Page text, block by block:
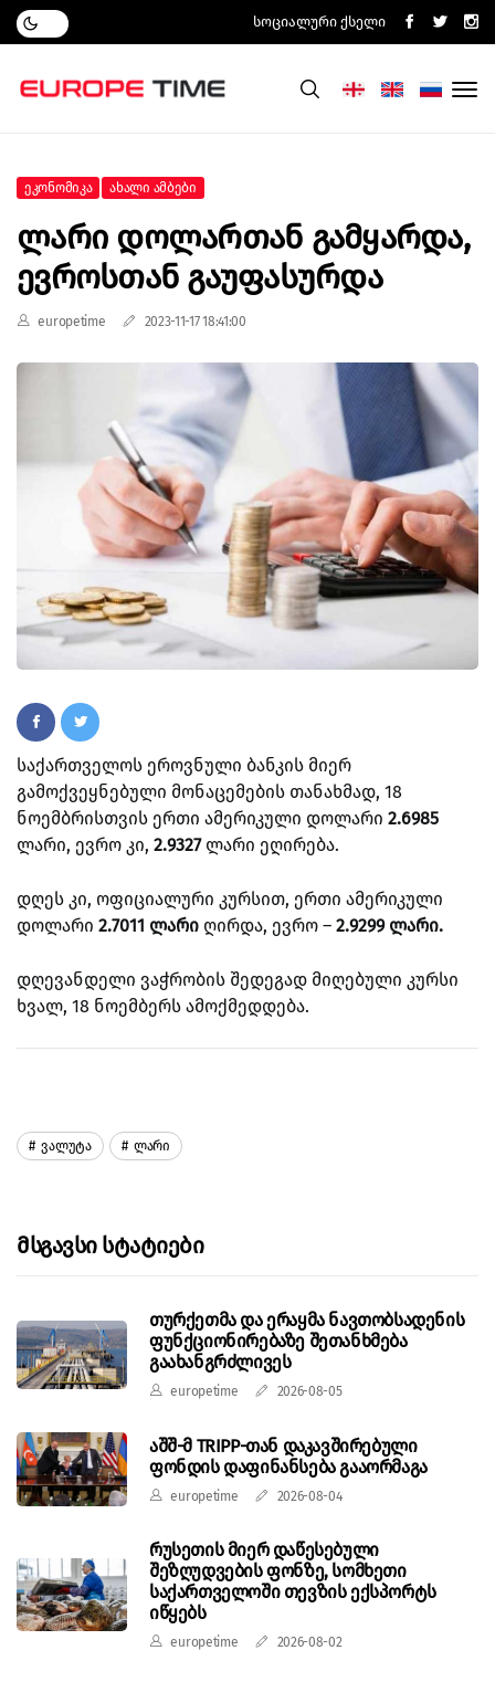
Სოციალური Ქსელი
Ეკონომიკა Ახალი Ამბები
Ლარი Დოლართან Გამყარდა,
Ევროსთან Გაუფასურდა
europetime 2023-11-17 18:41:00
საქართველოს ეროვნული ბანკის მიერ
გამოქვეყნებული მონაცემების თანახმად, 18
ნოემბრისთვის ერთი ამერიკული დოლარი 2.6985
ლარი, ევრო კი, 2.9327ლარი ეღირება.
დღეს კი, ოფიციალური კურსით, ერთი ამერიკული
დოლარი 2.7011 ლარი ღირდა, ევრო – 2.9299 ლარი.
დღევანდელი ვაჭრობის შედეგად მიღებული კურსი
ხვალ, 18 ნოემბერს ამოქმედდება.
Ვალუტა Ლარი
Მსგავსი Სტატიები
თურქეთმა და ერაყმა ნავთობსადენის
ფუნქციონირებაზე შეთანხმება
გაახანგრძლივეს
europetime 2026-08-05
აშშ-მ TRIPP-თან დაკავშირებული
ფონდის დაფინანსება გააორმაგა
europetime 2026-08-04
რუსეთის მიერ დაწესებული
შეზღუდვების ფონზე, სომხეთი
საქართველოში თევზის ექსპორტს
იწყებს
europetime 2026-08-02